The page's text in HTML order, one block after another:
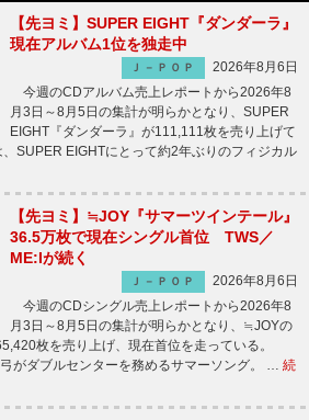
【先ヨミ】SUPER EIGHT『ダンダーラ』
現在アルバム1位を独走中
Ｊ－ＰＯＰ
2026年8月6日
今週のCDアルバム売上レポートから2026年8
月3日～8月5日の集計が明らかとなり、SUPER
EIGHT『ダンダーラ』が111,111枚を売り上げて
SUPER EIGHTにとって約2年ぶりのフィジカル
【先ヨミ】≒JOY『サマーツインテール』
36.5万枚で現在シングル首位 TWS／
ME:Iが続く
Ｊ－ＰＯＰ
2026年8月6日
今週のCDシングル売上レポートから2026年8
月3日～8月5日の集計が明らかとなり、≒JOYの
枚を売り上げ、現在首位を走っている。
がダブルセンターを務めるサマーソング。 … 続